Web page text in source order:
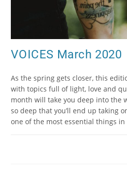
VOICES March 2020
As the spring gets closer, this
with topics full of light, love and
month will take you deep into the
so deep that you’ll end up taking
one of the most essential things